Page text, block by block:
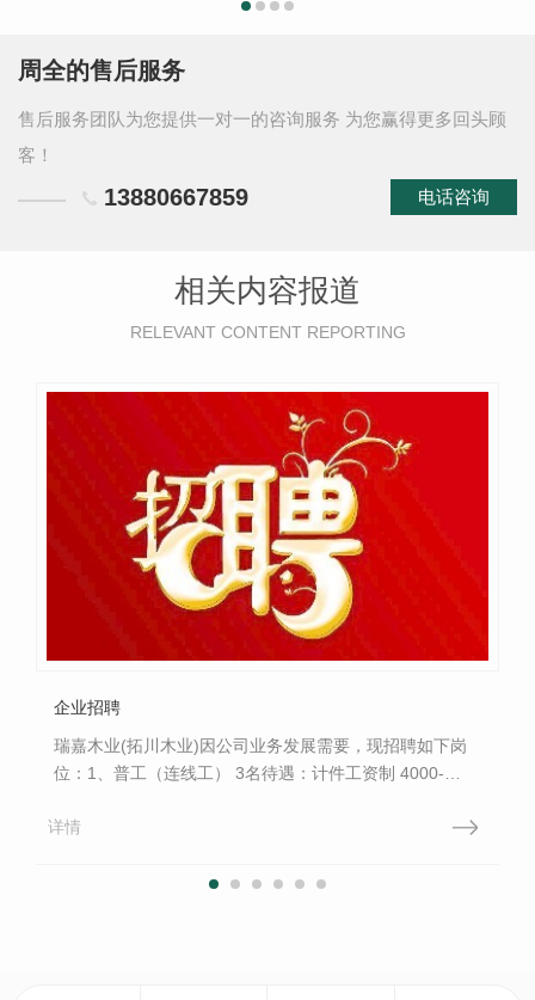
周全的售后服务
售后服务团队为您提供一对一的咨询服务 为您赢得更多回头顾
客！
13880667859 电话咨询
相关内容报道
RELEVANT CONTENT REPORTING
企业招聘
瑞嘉木业(拓川木业)因公司业务发展需要，现招聘如下岗
位：1、普工（连线工） 3名待遇：计件工资制 4000-
限，有拼花连线经验者可适当放宽年
详情